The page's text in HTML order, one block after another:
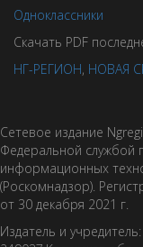
Одноклассники
Скачать PDF
НГ-РЕГИОН, НОВАЯ
Сетевое издание
Федеральной службой
информационных
(Роскомнадзор).
от 30 декабря 2021 г.
Издатель и